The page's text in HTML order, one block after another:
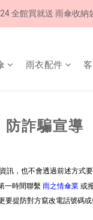
好友➤領購物金50元 (
全館買就送 雨傘收納
雨衣配件
防詐騙宣導
，也不會透過前述方式要
一時間聯繫 雨之情傘業 或
提防對方竄改電話號碼